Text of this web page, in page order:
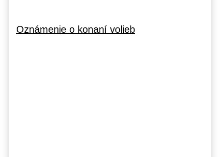
Oznámenie o konaní volieb